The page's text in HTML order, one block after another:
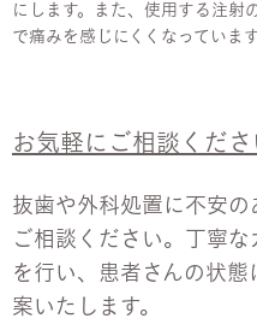
にします。また、使用する注射
で痛みを感じにくくなっています
お気軽にご相談くださ
抜歯や外科処置に不安
ご相談ください。丁寧
を行い、患者さんの状
案いたします。